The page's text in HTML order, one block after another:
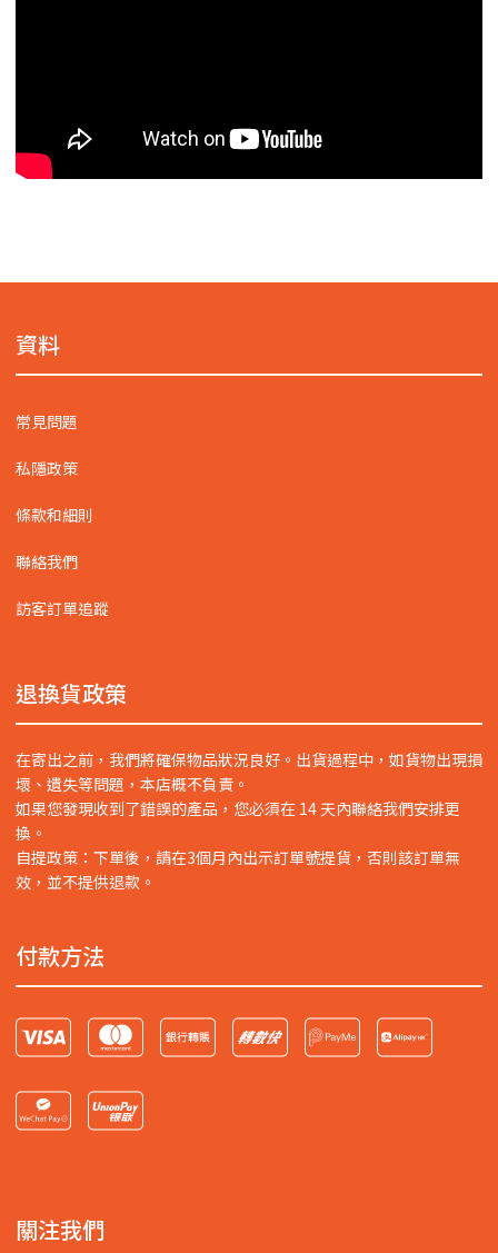
資料
常見問題
私隱政策
條款和細則
聯絡我們
訪客訂單追蹤
退換貨政策
在寄出之前，我們將確保物品狀況良好。出貨過程中，如貨物出現損
壞、遺失等問題，本店概不負責。
如果您發現收到了錯誤的產品，您必須在 14 天內聯絡我們安排更
換。
自提政策：下單後，請在3個月內出示訂單號提貨，否則該訂單無
效，並不提供退款。
付款方法
關注我們